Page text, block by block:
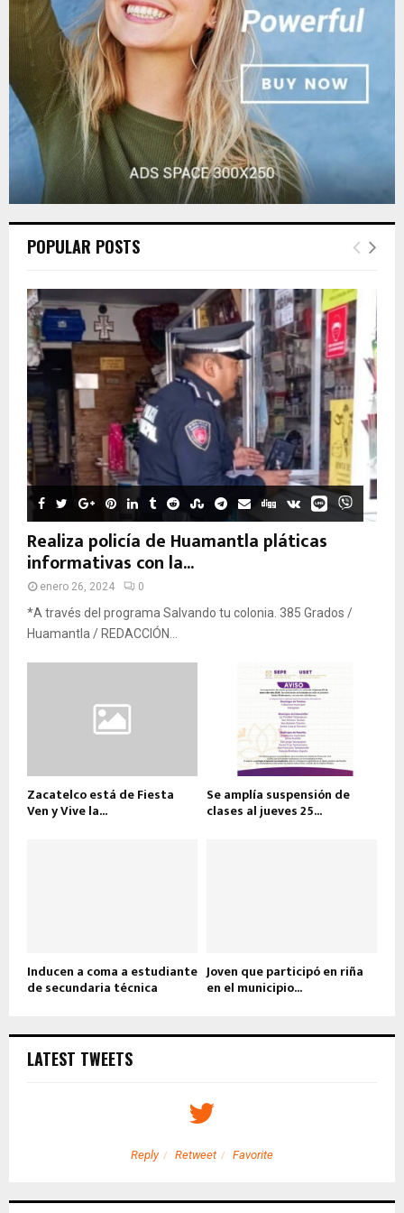
C
POPULAR POSTS
Realiza policía de Huamantla pláticas
informativas con la...
enero 26, 2024 0
*A través del programa Salvando tu colonia. 385 Grados /
Huamantla / REDACCIÓN...
Zacatelco está de Fiesta
Ven y Vive la...
Se amplía suspensión de
clases al jueves 25...
Inducen a coma a estudiante
de secundaria técnica
Joven que participó en riña
en el municipio...
LATEST TWEETS
Reply Retweet Favorite